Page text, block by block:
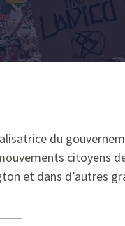
du
citoyens
et dans d’autres